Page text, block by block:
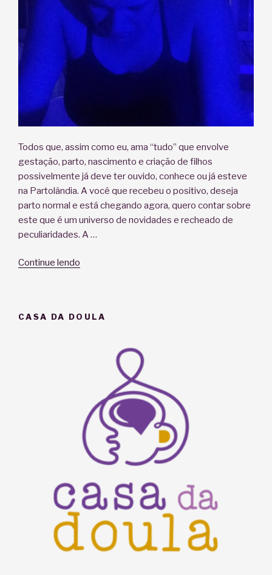
Todos que, assim como eu, ama “tudo” que envolve
gestação, parto, nascimento e criação de filhos
possivelmente já deve ter ouvido, conhece ou já esteve
na Partolândia. A você que recebeu o positivo, deseja
parto normal e está chegando agora, quero contar sobre
este que é um universo de novidades e recheado de
peculiaridades. A …
Continue lendo
CASA DA DOULA